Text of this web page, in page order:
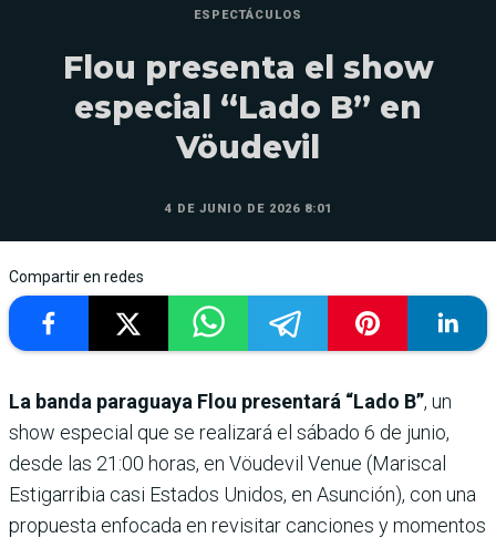
ESPECTÁCULOS
Flou presenta el show
especial “Lado B” en
Vöudevil
4 DE JUNIO DE 2026 8:01
Compartir en redes
La banda paraguaya Flou presentará “Lado B”, un
show especial que se realizará el sábado 6 de junio,
desde las 21:00 horas, en Vöudevil Venue (Mariscal
Estigarribia casi Estados Unidos, en Asunción), con una
propuesta enfocada en revisitar canciones y momentos